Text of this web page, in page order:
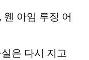
아임 루징 어
은 다시 지고